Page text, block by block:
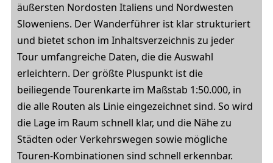
äußersten Nordosten Italiens und Nordwesten
Sloweniens. Der Wanderführer ist klar strukturiert
und bietet schon im Inhaltsverzeichnis zu jeder
Tour umfangreiche Daten, die die Auswahl
erleichtern. Der größte Pluspunkt ist die
beiliegende Tourenkarte im Maßstab 1:50.000, in
die alle Routen als Linie eingezeichnet sind. So wird
die Lage im Raum schnell klar, und die Nähe zu
Städten oder Verkehrswegen sowie mögliche
Touren-Kombinationen sind schnell erkennbar.